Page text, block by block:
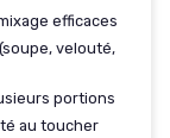
efficaces
velouté,
portions
au toucher